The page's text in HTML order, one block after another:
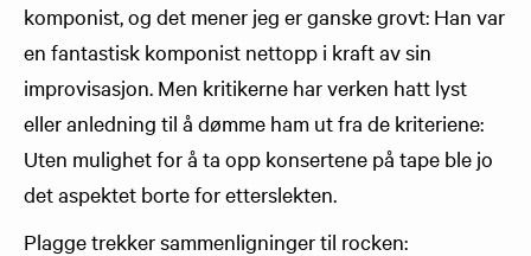
komponist, og det mener jeg er ganske grovt: Han var
en fantastisk komponist nettopp i kraft av sin
improvisasjon. Men kritikerne har verken hatt lyst
eller anledning til å dømme ham ut fra de kriteriene:
Uten mulighet for å ta opp konsertene på tape ble jo
det aspektet borte for etterslekten.
Plagge trekker sammenligninger til rocken: